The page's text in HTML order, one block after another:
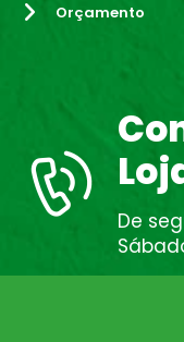
Orçamento
De